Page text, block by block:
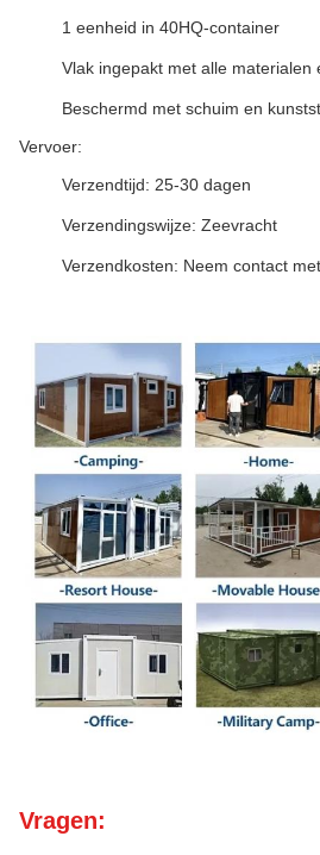
1 eenheid in 40HQ-container
Vlak ingepakt met alle materialen
Beschermd met schuim en
Vervoer:
Verzendtijd: 25-30 dagen
Verzendingswijze: Zeevracht
Verzendkosten: Neem contact
Vragen: